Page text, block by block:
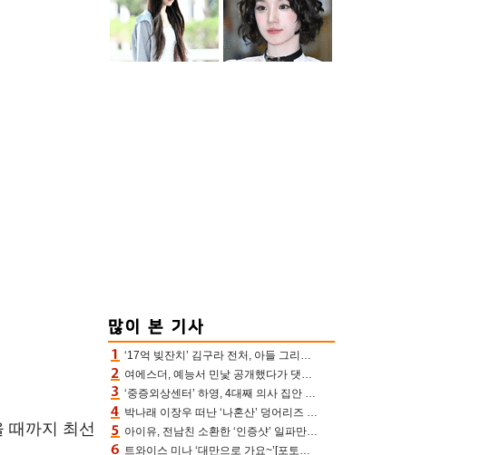
때까지 최선
‘17억 빚잔치’ 김구라 전처, 아들 그리는 “나 뿐인데” 친엄마 챙기는 효심 눈길
여에스더, 예능서 민낯 공개했다가 댓글에 충격 “눈 왜 저렇게 처졌냐고”(에스더TV)
‘중증외상센터’ 하영, 4대째 의사 집안 인증 “증조부, 고종 황제 진료”(옥문아)[어제TV]
박나래 이장우 떠난 ‘나혼산’ 덩어리즈 왔다, 1인 1케이크에 팜유 전현무 충격[어제TV]
아이유, 전남친 소환한 ‘인증샷’ 일파만파 속…남사친 변우석 선물도 남겼나 ‘훈훈’
트와이스 미나 ‘대만으로 가요~’[포토엔HD]